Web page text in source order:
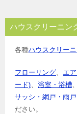
ハウスクリーニン
各種ハウスクリー
フローリング、 エ
ード)、 浴室・浴槽、
サッシ・網戸・雨戸
ださい。